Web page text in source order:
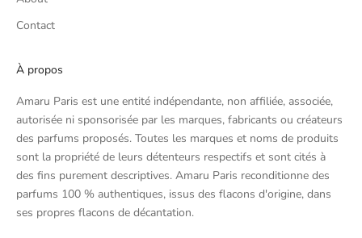
Contact
À propos
Amaru Paris est une entité indépendante, non affiliée, associée,
autorisée ni sponsorisée par les marques, fabricants ou créateurs
des parfums proposés. Toutes les marques et noms de produits
sont la propriété de leurs détenteurs respectifs et sont cités à
des fins purement descriptives. Amaru Paris reconditionne des
parfums 100 % authentiques, issus des flacons d'origine, dans
ses propres flacons de décantation.